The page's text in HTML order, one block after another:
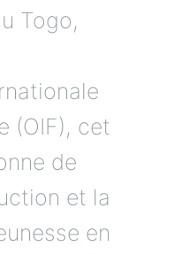
Togo,
(OIF), cet
de
et la
en